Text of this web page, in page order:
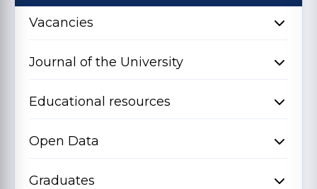
Vacancies
Journal of the University
Educational resources
Open Data
Graduates